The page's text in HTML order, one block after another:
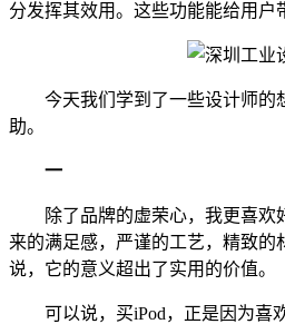
分发挥其效用。这些功能能给用户
今天我们学到了一些设计师的
助。
一
除了品牌的虚荣心，我更喜欢
来的满足感，严谨的工艺，精致的
说，它的意义超出了实用的价值。
可以说，买iPod，正是因为喜